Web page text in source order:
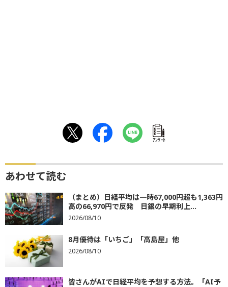
ｱﾝｹｰﾄ
あわせて読む
（まとめ）日経平均は一時67,000円超も1,363円
高の66,970円で反発 日銀の早期利上...
2026/08/10
8月優待は「いちご」「高島屋」他
2026/08/10
皆さんがAIで日経平均を予想する方法。「AI予